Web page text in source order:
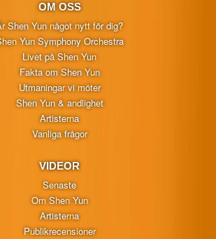
OM OSS
Shen Yun något nytt för dig?
Yun Symphony Orchestra
Livet på Shen Yun
Fakta om Shen Yun
Utmaningar vi möter
Shen Yun & andlighet
Artisterna
Vanliga frågor
VIDEOR
Senaste
Om Shen Yun
Artisterna
Publikrecensioner